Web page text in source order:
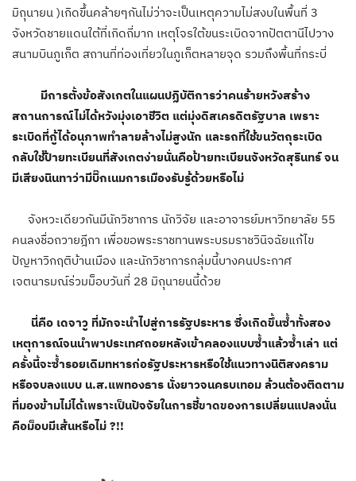
มิถุนายน )เกิดขึ้นคล้ายๆกันไม่ว่าจะเป็นเหตุความไม่สงบในพื้นที่ 3
จังหวัดชายแดนใต้ที่เกิดถี่มาก เหตุโจรใต้ขนระเบิดจากปัตตานีไปวาง
สนามบินภูเก็ต สถานที่ท่องเที่ยวในภูเก็ตหลายจุด รวมถึงพื้นที่กระบี่
มีการตั้งข้อสังเกตในแผนปฏิบัติการว่าคนร้ายหวังสร้าง
สถานการณ์ไม่ได้หวังมุ่งเอาชีวิต แต่มุ่งดิสเครดิตรัฐบาล เพราะ
ระเบิดที่กู้ได้อนุภาพทำลายล้างไม่สูงนัก และรถที่ใช้ขนวัตถุระเบิด
กลับใช้ป้ายทะเบียนที่สังเกตง่ายนั่นคือป้ายทะเบียนจังหวัดสุรินทร์ จน
มีเสียงนินทาว่ามีบิ๊กเนมการเมืองรับรู้ด้วยหรือไม่
จังหวะเดียวกันมีนักวิชาการ นักวิจัย และอาจารย์มหาวิทยาลัย 55
คนลงชื่อถวายฎีกา เพื่อขอพระราชทานพระบรมราชวินิจฉัยแก้ไข
ปัญหาวิกฤติบ้านเมือง และนักวิชาการกลุ่มนี้บางคนประกาศ
เจตนารมณ์ร่วมม็อบวันที่ 28 มิถุนายนนี้ด้วย
นี่คือ เดจาวู ที่มักจะนำไปสู่การรัฐประหาร ซึ่งเกิดขึ้นซ้ำทั้งสอง
เหตุการณ์จนนำพาประเทศถอยหลังเข้าคลองแบบซ้ำแล้วซ้ำเล่า แต่
ครั้งนี้จะซ้ำรอยเดิมทหารก่อรัฐประหารหรือใช้แนวทางนิติสงคราม
หรือจบลงแบบ น.ส.แพทองธาร นั่งยาวจนครบเทอม ล้วนต้องติดตาม
ที่มองข้ามไม่ได้เพราะเป็นปัจจัยในการชี้ขาดของการเปลี่ยนแปลงนั่น
คือม็อบมีเส้นหรือไม่ ?!!